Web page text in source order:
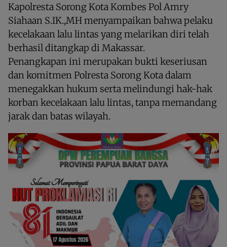
Kapolresta Sorong Kota Kombes Pol Amry
Siahaan S.IK.,MH menyampaikan bahwa pelaku
kecelakaan lalu lintas yang melarikan diri telah
berhasil ditangkap di Makassar.
Penangkapan ini merupakan bukti keseriusan
dan komitmen Polresta Sorong Kota dalam
menegakkan hukum serta melindungi hak-hak
korban kecelakaan lalu lintas, tanpa memandang
jarak dan batas wilayah.